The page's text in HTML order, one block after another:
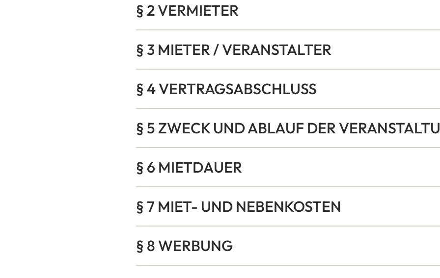
§ 2 VERMIETER
§ 3 MIETER / VERANSTALTER
§ 4 VERTRAGSABSCHLUSS
§ 5 ZWECK UND ABLAUF DER
§ 6 MIETDAUER
§ 7 MIET- UND NEBENKOSTEN
§ 8 WERBUNG